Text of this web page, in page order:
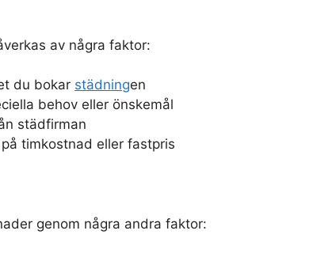
av några faktor:
du bokar städningen
behov eller önskemål
städfirman
timkostnad eller fastpris
genom några andra faktor: